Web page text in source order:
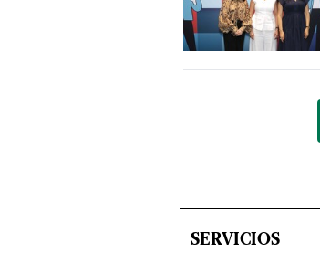
SERVICIOS